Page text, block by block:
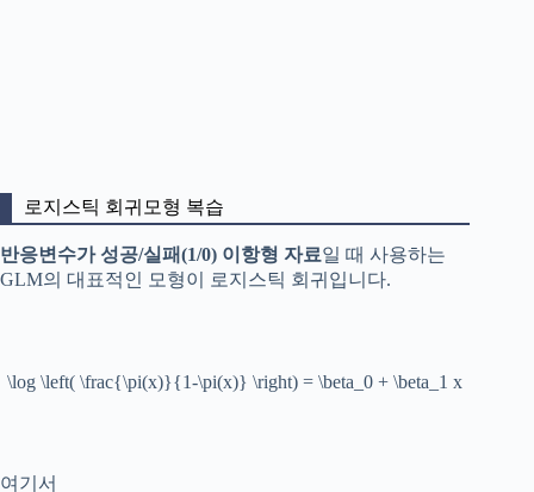
로지스틱 회귀모형 복습
반응변수가 성공/실패(1/0) 이항형 자료일 때 사용하는
GLM의 대표적인 모형이 로지스틱 회귀입니다.
\log \left( \frac{\pi(x)}{1-\pi(x)} \right) = \beta_0 + \beta_1 x
여기서